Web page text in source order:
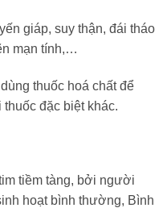
giáp, suy thận, đái tháo
mạn tính,…
thuốc hoá chất để
đặc biệt khác.
tiềm tàng, bởi người
hoạt bình thường, Bình